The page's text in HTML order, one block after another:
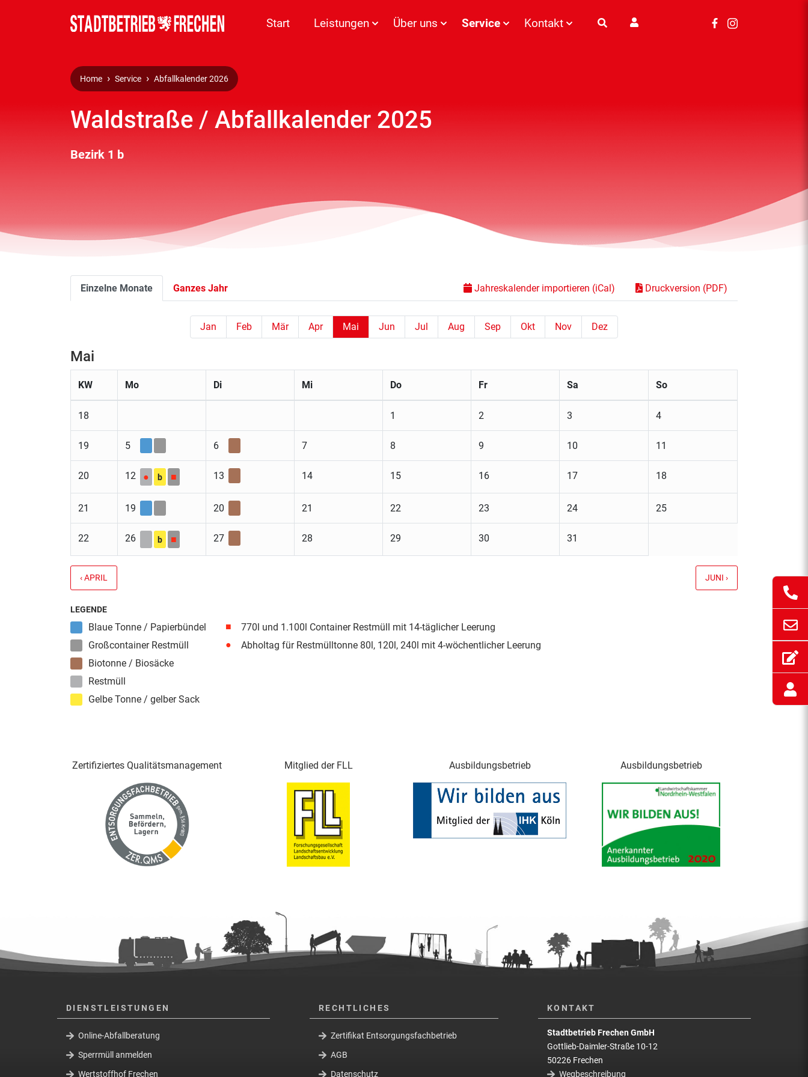
Start Leistungen Über uns Service Kontakt
Home Service Abfallkalender 2026
Waldstraße / Abfallkalender 2025
Bezirk 1 b
Einzelne Monate Ganzes Jahr Jahreskalender importieren (iCal) Druckversion (PDF)
Jan Feb Mär Apr Mai Jun Jul Aug Sep Okt Nov Dez
Mai
KW Mo Di Mi Do Fr Sa So
18 1 2 3 4
19 5 6 7 8 9 10 11
20 12 ● b ■ 13 14 15 16 17 18
21 19 20 21 22 23 24 25
22 26 b ■ 27 28 29 30 31
‹ APRIL JUNI ›
LEGENDE
Blaue Tonne / Papierbündel
Großcontainer Restmüll
Biotonne / Biosäcke
Restmüll
Gelbe Tonne / gelber Sack
■
770l und 1.100l Container Restmüll mit 14-täglicher Leerung
●
Abholtag für Restmülltonne 80l, 120l, 240l mit 4-wöchentlicher Leerung
Zertifiziertes Qualitäts­management Mitglied der FLL Ausbildungsbetrieb Ausbildungsbetrieb
DIENSTLEISTUNGEN
Online-Abfallberatung
Sperrmüll anmelden
Wertstoffhof Frechen
RECHTLICHES
Zertifikat Entsorgungsfachbetrieb
AGB
Datenschutz
KONTAKT
Stadtbetrieb Frechen GmbH
Gottlieb-Daimler-Straße 10-12
50226 Frechen
Wegbeschreibung